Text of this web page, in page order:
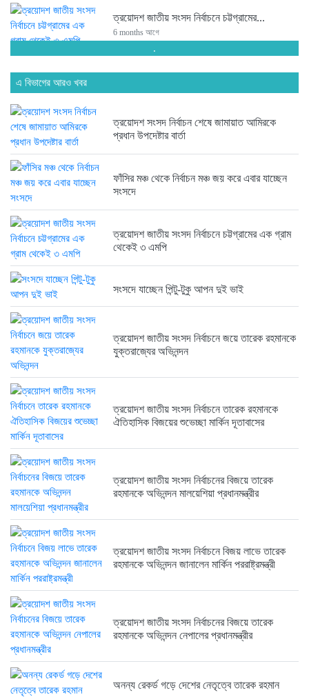
ত্রয়োদশ জাতীয় সংসদ নির্বাচনে চট্টগ্রামের...
6 months আগে
ত্রয়োদশ জাতীয় সংসদ নির্বাচনে জয়ে...
6 months আগে
ত্রয়োদশ জাতীয় সংসদ নির্বাচনে তারেক...
6 months আগে
ত্রয়োদশ জাতীয় সংসদ নির্বাচনের বিজয়ে...
6 months আগে
ত্রয়োদশ জাতীয় সংসদ নির্বাচনে বিজয়...
6 months আগে
ত্রয়োদশ জাতীয় সংসদ নির্বাচনের বিজয়ে...
6 months আগে
.
এ বিভাগের আরও খবর
ত্রয়োদশ সংসদ নির্বাচন শেষে জামায়াত আমিরকে
প্রধান উপদেষ্টার বার্তা
ফাঁসির মঞ্চ থেকে নির্বাচন মঞ্চ জয় করে এবার যাচ্ছেন
সংসদে
ত্রয়োদশ জাতীয় সংসদ নির্বাচনে চট্টগ্রামের এক গ্রাম
থেকেই ৩ এমপি
সংসদে যাচ্ছেন পিন্টু-টুকু আপন দুই ভাই
ত্রয়োদশ জাতীয় সংসদ নির্বাচনে জয়ে তারেক রহমানকে
যুক্তরাজ্যের অভিনন্দন
ত্রয়োদশ জাতীয় সংসদ নির্বাচনে তারেক রহমানকে
ঐতিহাসিক বিজয়ের শুভেচ্ছা মার্কিন দূতাবাসের
ত্রয়োদশ জাতীয় সংসদ নির্বাচনের বিজয়ে তারেক
রহমানকে অভিনন্দন মালয়েশিয়া প্রধানমন্ত্রীর
ত্রয়োদশ জাতীয় সংসদ নির্বাচনে বিজয় লাভে তারেক
রহমানকে অভিনন্দন জানালেন মার্কিন পররাষ্ট্রমন্ত্রী
ত্রয়োদশ জাতীয় সংসদ নির্বাচনের বিজয়ে তারেক
রহমানকে অভিনন্দন নেপালের প্রধানমন্ত্রীর
অনন্য রেকর্ড গড়ে দেশের নেতৃত্বে তারেক রহমান